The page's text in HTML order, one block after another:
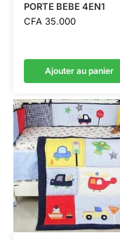
PORTE BEBE 4EN1
CFA35.000
Ajouter au panier